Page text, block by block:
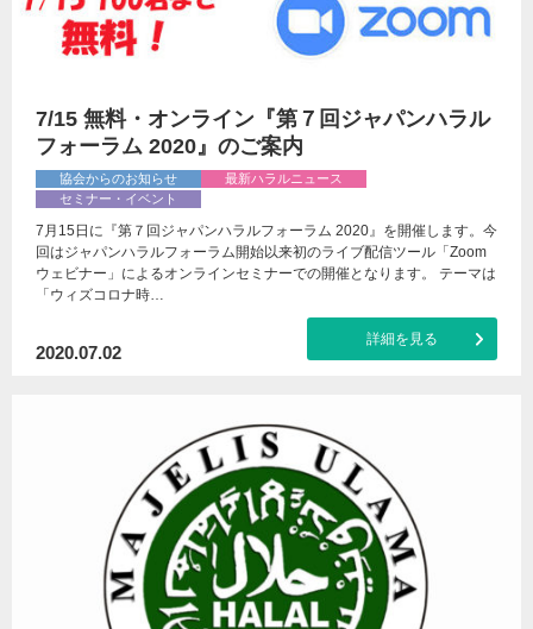
7/15 無料・オンライン『第７回ジャパンハラル
フォーラム 2020』のご案内
協会からのお知らせ
最新ハラルニュース
セミナー・イベント
7月15日に『第７回ジャパンハラルフォーラム 2020』を開催します。今
回はジャパンハラルフォーラム開始以来初のライブ配信ツール「Zoom
ウェビナー」によるオンラインセミナーでの開催となります。 テーマは
「ウィズコロナ時…
2020.07.02
詳細を見る